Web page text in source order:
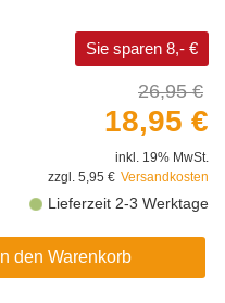
Sie sparen 8,- €
26,95 €
18,95 €
inkl. 19% MwSt.
zzgl. 5,95 € Versandkosten
Lieferzeit 2-3 Werktage
In den Warenkorb